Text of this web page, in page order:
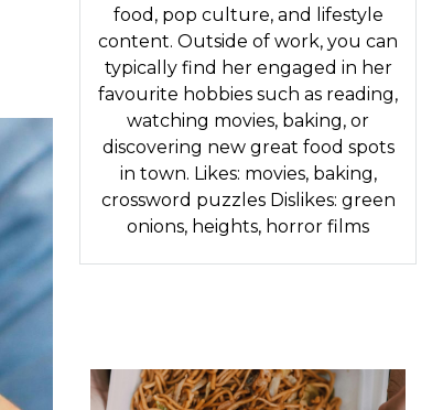
food, pop culture, and lifestyle
content. Outside of work, you can
typically find her engaged in her
favourite hobbies such as reading,
watching movies, baking, or
discovering new great food spots
in town. Likes: movies, baking,
crossword puzzles Dislikes: green
onions, heights, horror films